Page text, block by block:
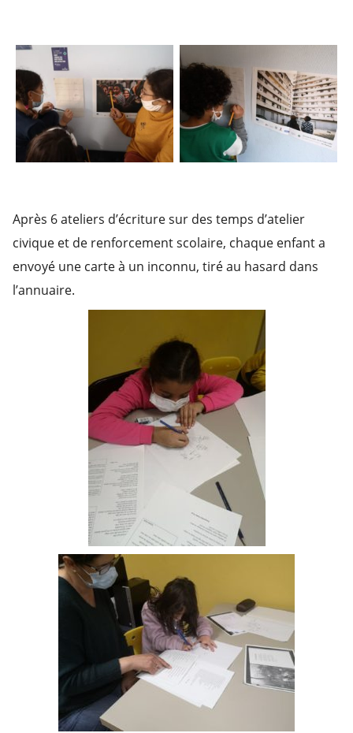
Après 6 ateliers d’écriture sur des temps d’atelier
civique et de renforcement scolaire, chaque enfant a
envoyé une carte à un inconnu, tiré au hasard dans
l’annuaire.